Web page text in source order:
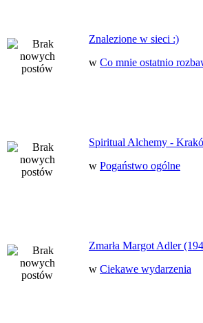
Znalezione w sieci :)
w Co mnie ostatnio
Spiritual Alchemy -
w Pogaństwo ogólne
Zmarła Margot Adler
w Ciekawe wydarzenia